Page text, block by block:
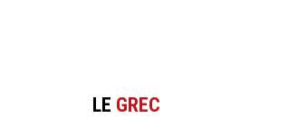
LE GREC